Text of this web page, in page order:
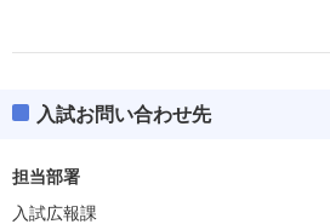
入試お問い合わせ先
担当部署
入試広報課